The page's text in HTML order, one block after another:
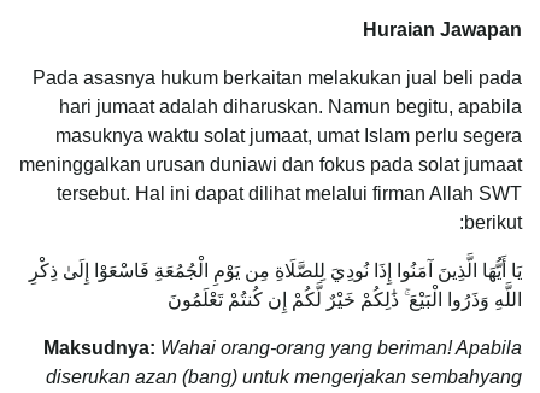
Huraian Jawapan
Pada asasnya hukum berkaitan melakukan jual beli pada
hari jumaat adalah diharuskan. Namun begitu, apabila
masuknya waktu solat jumaat, umat Islam perlu segera
meninggalkan urusan duniawi dan fokus pada solat jumaat
tersebut. Hal ini dapat dilihat melalui firman Allah SWT
berikut:
يَا أَيُّهَا الَّذِينَ آمَنُوا إِذَا نُودِيَ لِلصَّلَاةِ مِن يَوْمِ الْجُمُعَةِ فَاسْعَوْا إِلَىٰ ذِكْرِ
اللَّهِ وَذَرُوا الْبَيْعَ ۚ ذَٰلِكُمْ خَيْرٌ لَّكُمْ إِن كُنتُمْ تَعْلَمُونَ ‎
Maksudnya: Wahai orang-orang yang beriman! Apabila
diserukan azan (bang) untuk mengerjakan sembahyang